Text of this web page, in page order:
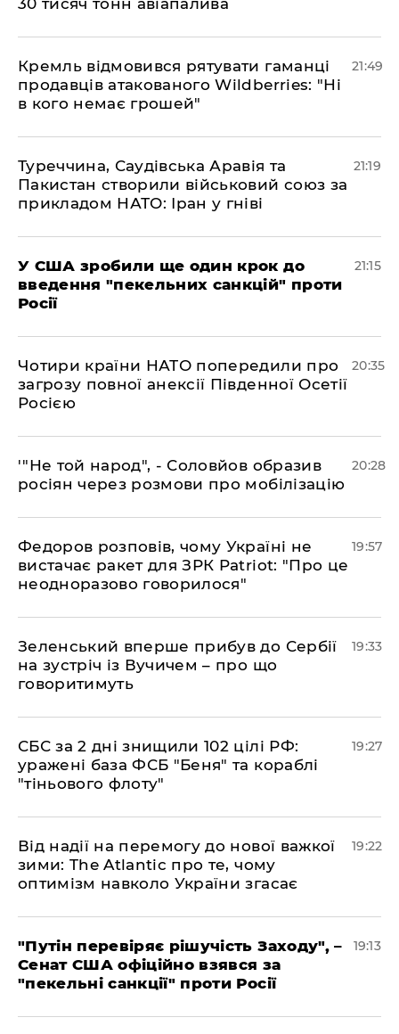
30 тисяч тонн авіапалива
​Кремль відмовився рятувати гаманці
продавців атакованого Wildberries: "Ні
в кого немає грошей"
21:49
​Туреччина, Саудівська Аравія та
Пакистан створили військовий союз за
прикладом НАТО: Іран у гніві
21:19
​У США зробили ще один крок до
введення "пекельних санкцій" проти
Росії
21:15
​Чотири країни НАТО попередили про
загрозу повної анексії Південної Осетії
Росією
20:35
​'"Не той народ", - Соловйов образив
росіян через розмови про мобілізацію
20:28
​Федоров розповів, чому Україні не
вистачає ракет для ЗРК Patriot: "Про це
неодноразово говорилося"
19:57
​Зеленський вперше прибув до Сербії
на зустріч із Вучичем – про що
говоритимуть
19:33
​СБС за 2 дні знищили 102 цілі РФ:
уражені база ФСБ "Беня" та кораблі
"тіньового флоту"
19:27
​Від надії на перемогу до нової важкої
зими: The Atlantic про те, чому
оптимізм навколо України згасає
19:22
​"Путін перевіряє рішучість Заходу", –
Сенат США офіційно взявся за
"пекельні санкції" проти Росії
19:13